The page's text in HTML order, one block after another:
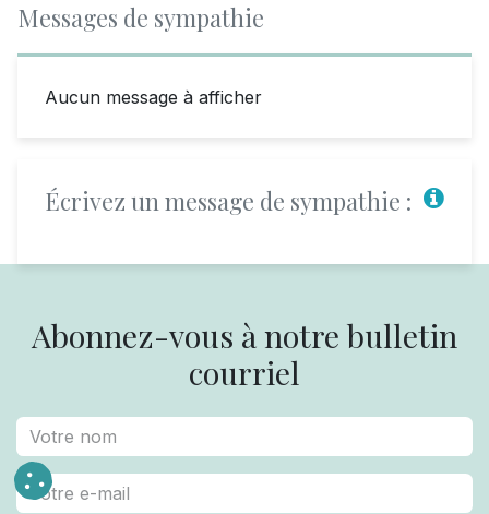
Messages de sympathie
Aucun message à afficher
Écrivez un message de sympathie :
Abonnez-vous à notre bulletin
courriel